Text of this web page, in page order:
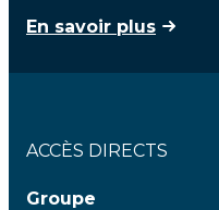
En savoir plus
ACCÈS DIRECTS
Groupe